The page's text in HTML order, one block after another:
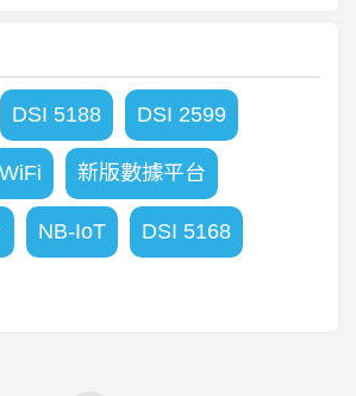
DSI 5188 DSI 2599
WiFi 新版數據平台
NB-IoT DSI 5168